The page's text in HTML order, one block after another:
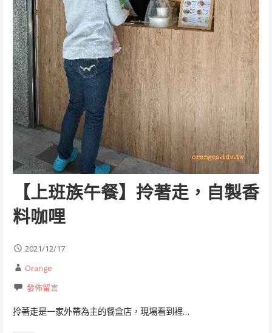
【上班族午餐】拎著走，自製香
料咖哩
2021/12/17
Orange
發佈留言
拎著走是一家外帶為主的餐盒店，現場看到裡…